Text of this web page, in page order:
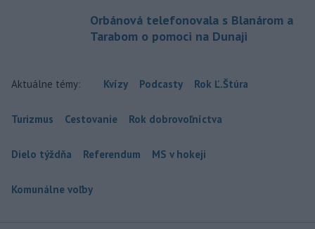
Orbánová telefonovala s Blanárom a
Tarabom o pomoci na Dunaji
Aktuálne témy: Kvízy Podcasty Rok Ľ.Štúra
Turizmus Cestovanie Rok dobrovoľníctva
Dielo týždňa Referendum MS v hokeji
Komunálne voľby